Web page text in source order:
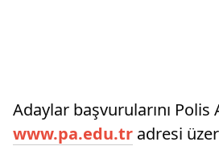
Adaylar başvurularını Polis
www.pa.edu.tr adresi